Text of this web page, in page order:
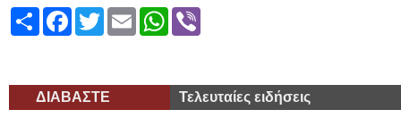
ShareFacebook
TwitterEmailWhatsApp
ΔΙΑΒΑΣΤΕ Τελευταίες ειδήσεις